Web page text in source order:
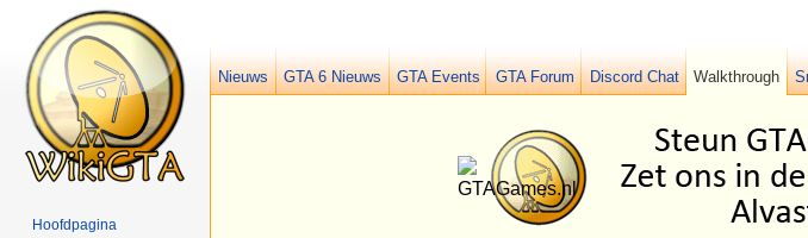
Nieuws GTA 6 Nieuws GTA Events GTA Forum Discord Chat Walkthrough
Hoofdpagina